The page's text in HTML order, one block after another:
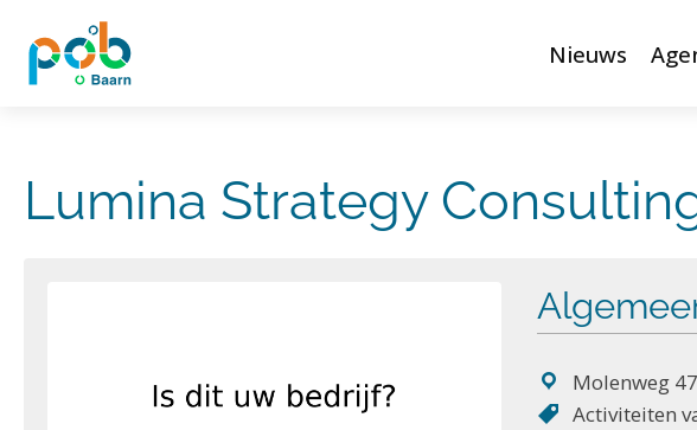
Nieuws
Lumina Strategy
Molenweg
Activiteiten